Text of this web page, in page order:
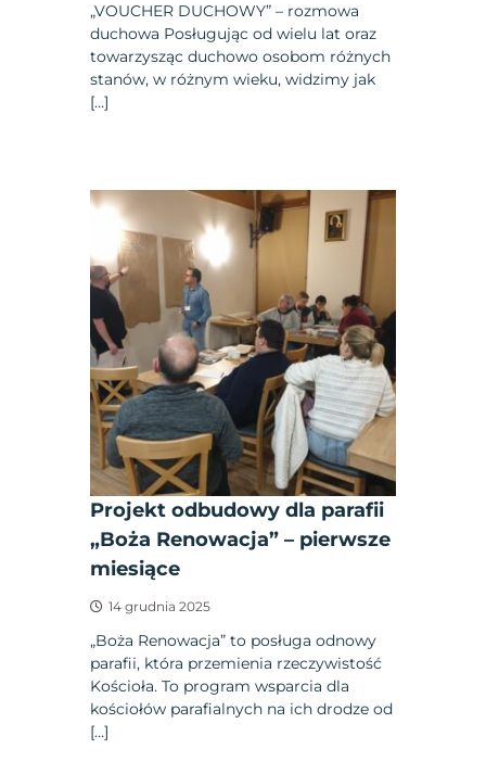
„VOUCHER DUCHOWY” – rozmowa
duchowa Posługując od wielu lat oraz
towarzysząc duchowo osobom różnych
stanów, w różnym wieku, widzimy jak
[…]
Projekt odbudowy dla parafii
„Boża Renowacja” – pierwsze
miesiące
14 grudnia 2025
„Boża Renowacja” to posługa odnowy
parafii, która przemienia rzeczywistość
Kościoła. To program wsparcia dla
kościołów parafialnych na ich drodze od
[…]